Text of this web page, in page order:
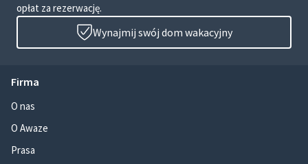
opłat za rezerwację.
Wynajmij swój dom wakacyjny
Firma
O nas
O Awaze
Prasa